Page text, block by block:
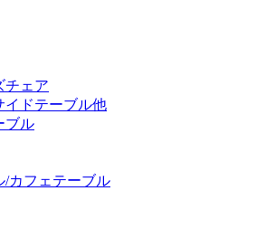
チェア
ドテーブル他
ブル
/カフェテーブル